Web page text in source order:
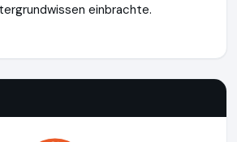
einbrachte.